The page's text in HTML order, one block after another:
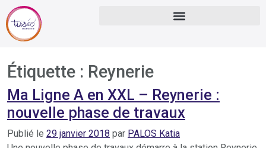
Étiquette : Reynerie
Ma Ligne A en XXL – Reynerie :
nouvelle phase de travaux
Publié le 29 janvier 2018 par PALOS Katia